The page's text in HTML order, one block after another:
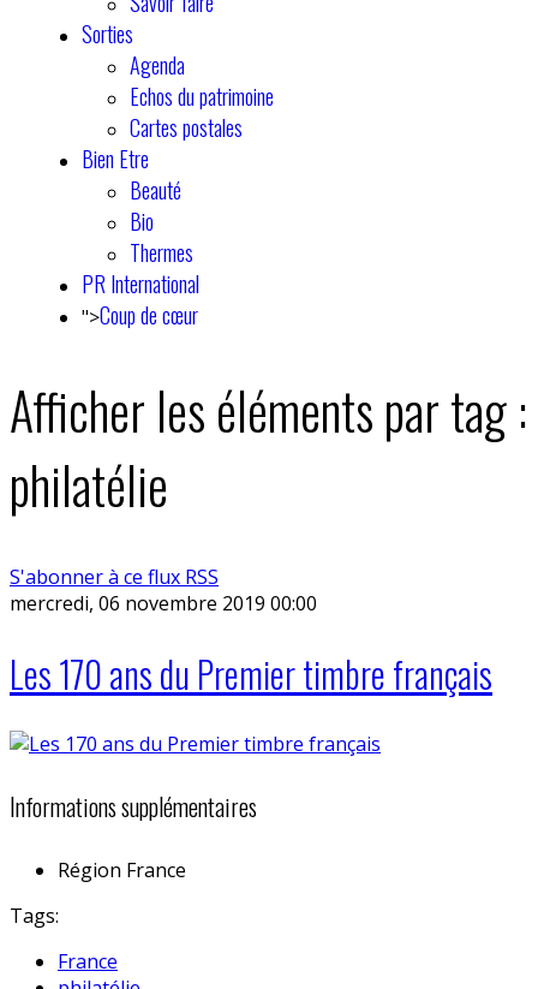
Sorties
Agenda
Echos du patrimoine
Cartes postales
Bien Etre
Beauté
Bio
Thermes
PR International
">Coup de cœur
Afficher les éléments par tag :
philatélie
S'abonner à ce flux RSS
mercredi, 06 novembre 2019 00:00
Les 170 ans du Premier timbre français
Informations supplémentaires
Région France
Tags:
France